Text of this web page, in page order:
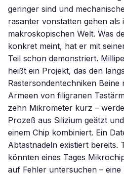
geringer sind und
rasanter vonstatten gehen als
makroskopischen Welt. Was
konkret meint, hat er mit
Teil schon demonstriert.
heißt ein Projekt, das den
Rastersondentechniken Beine
Armeen von filigranen
zehn Mikrometer kurz –
Prozeß aus Silizium geätzt
einem Chip kombiniert. Ein
Abtastnadeln existiert bereits.
könnten eines Tages
auf Fehler untersuchen – eine